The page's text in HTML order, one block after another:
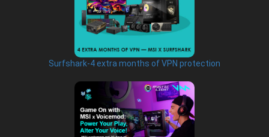
Surfshark-4 extra months of VPN protection